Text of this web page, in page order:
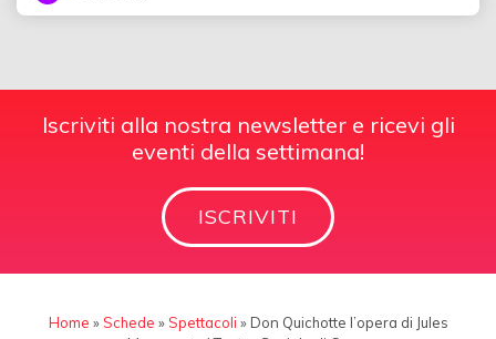
Iscriviti alla nostra newsletter e ricevi gli
eventi della settimana!
ISCRIVITI
Home »Schede »Spettacoli » Don Quichotte l’opera di Jules